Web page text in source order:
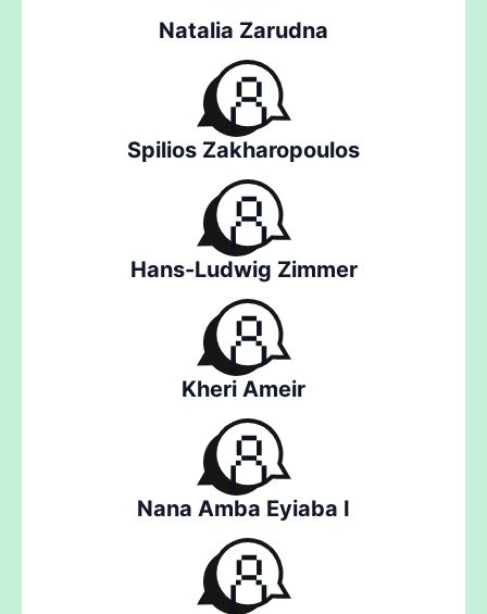
Natalia Zarudna
Spilios Zakharopoulos
Hans-Ludwig Zimmer
Kheri Ameir
Nana Amba Eyiaba I